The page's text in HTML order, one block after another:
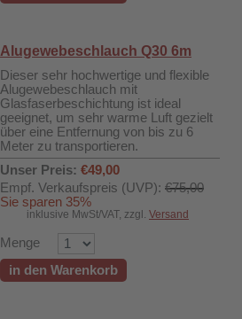
Alugewebeschlauch Q30 6m
Dieser sehr hochwertige und flexible
Alugewebeschlauch mit
Glasfaserbeschichtung ist ideal
geeignet, um sehr warme Luft gezielt
über eine Entfernung von bis zu 6
Meter zu transportieren.
Unser Preis: €49,00
Empf. Verkaufspreis (UVP): €75,00
Sie sparen 35%
inklusive MwSt/VAT, zzgl. Versand
Menge
in den Warenkorb